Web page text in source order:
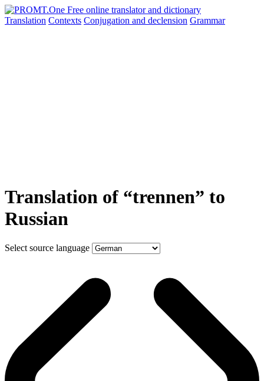
Translation Contexts Conjugation and declension Grammar
Translation of “trennen” to
Russian
Select source language